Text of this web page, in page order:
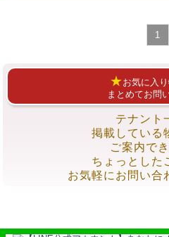
1
★お気に入
まとめてお問
テナント
掲載している
ご案内でき
ちょっとした
お気軽にお問い合